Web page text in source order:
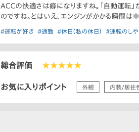
ACCの快適さは癖になりますね。「自動運転
のですね。とはいえ、エンジンがかかる瞬間
#運転が好き #通勤 #休日（私の休日） #運転のしや
総合評価 ★★★★★
お気に入りポイント 外観 内装/居住